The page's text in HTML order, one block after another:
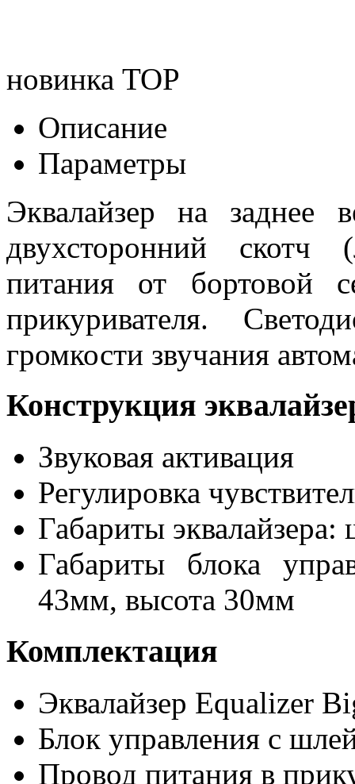
новинка TOP
Описание
Параметры
Эквалайзер на заднее
двухсторонний скотч
питания от бортовой
прикуривателя.
громкости звучания
Конструкция
Звуковая активация
Регулировка
Габариты
Габариты блока
43мм, высота 30мм
Комплектация
Эквалайзер Equalizer
Блок управления c
Провод питания в